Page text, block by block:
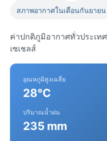
สภาพอากาศในเดือนกันยายน
ค่าปกติภูมิอากาศทั่วประเท
เซเชลส์
อุณหภูมิสูงเฉลี่ย
28°C
ปริมาณน้ำฝน
235 mm